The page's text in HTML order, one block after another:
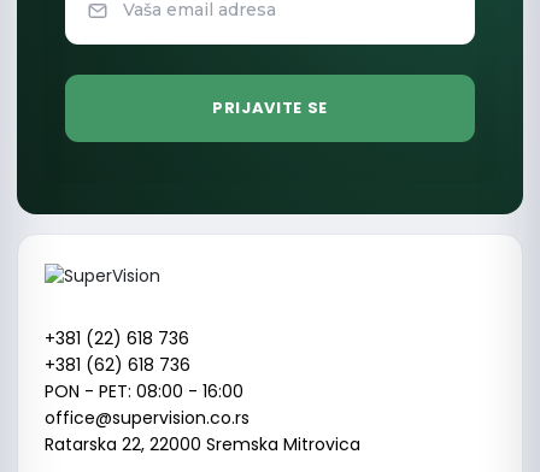
+381 (22) 618 736
+381 (62) 618 736
PON - PET: 08:00 - 16:00
office@supervision.co.rs
Ratarska 22, 22000 Sremska Mitrovica